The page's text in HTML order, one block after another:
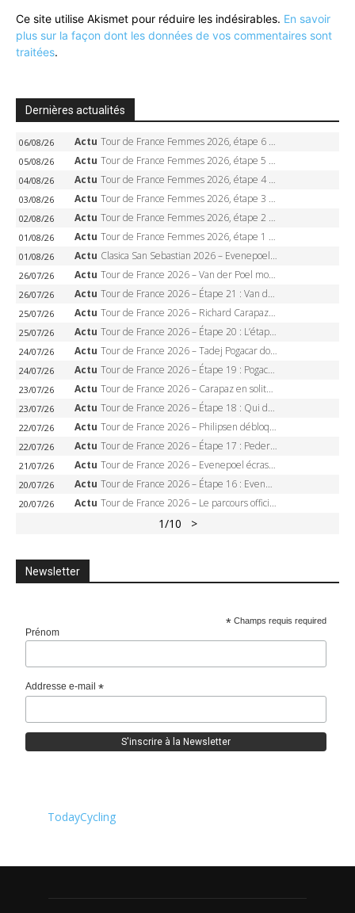
Ce site utilise Akismet pour réduire les indésirables. En savoir
plus sur la façon dont les données de vos commentaires sont
traitées.
Dernières actualités
06/08/26 Actu Tour de France Femmes 2026, étape 6 – Kim Le Court-Pienaar gagne à Tournon, Reusser en jaune
05/08/26 Actu Tour de France Femmes 2026, étape 5 – Demi Vollering gagne à Belleville, Reusser en jaune, Ferrand-Prévot coule
04/08/26 Actu Tour de France Femmes 2026, étape 4 – Marlen Reusser écrase le chrono, Ferrand-Prévot en crise
03/08/26 Actu Tour de France Femmes 2026, étape 3 – Sigrid Haugset en solitaire, 88 km d’échappée, maillot jaune
02/08/26 Actu Tour de France Femmes 2026, étape 2 – Lorena Wiebes doublé à Genève, Markus héroïque, 7e record
01/08/26 Actu Tour de France Femmes 2026, étape 1 – Lorena Wiebes intouchable à Lausanne, premier maillot jaune
01/08/26 Actu Clasica San Sebastian 2026 – Evenepoel recordman, 4e victoire, Carapaz battu au sprint
26/07/26 Actu Tour de France 2026 – Van der Poel monumental à Paris, Pogacar égale le record des cinq sacres
26/07/26 Actu Tour de France 2026 – Étape 21 : Van der Poel, Pogacar, qui succédera à Wout van Aert sur les Champs-Elysées ?
25/07/26 Actu Tour de France 2026 – Richard Carapaz roi des Alpes, doublé et maillot à pois, Seixas perd le podium
25/07/26 Actu Tour de France 2026 – Étape 20 : L’étape reine, Galibier, Sarenne, Alpe d’Huez, qui succédera à Pogacar ?
24/07/26 Actu Tour de France 2026 – Tadej Pogacar dompte l’Alpe d’Huez, 5e victoire, record de Pantani pulvérisé
24/07/26 Actu Tour de France 2026 – Étape 19 : Pogacar peut-il enfin dompter l’Alpe d’Huez ?
23/07/26 Actu Tour de France 2026 – Carapaz en solitaire à Orcières-Merlette, Paret-Peintre à un point du maillot à pois
23/07/26 Actu Tour de France 2026 – Étape 18 : Qui domptera Orcières-Merlette, première marche vers l’Alpe d’Huez ?
22/07/26 Actu Tour de France 2026 – Philipsen débloque son compteur à Voiron, Pedersen en danger pour le maillot vert
22/07/26 Actu Tour de France 2026 – Étape 17 : Pedersen peut-il verrouiller le maillot vert à Voiron ?
21/07/26 Actu Tour de France 2026 – Evenepoel écrase le chrono d’Évian, Seixas 4e, Lipowitz abandonne
20/07/26 Actu Tour de France 2026 – Étape 16 : Evenepoel, Pogacar, Ganna… qui domptera le chrono d’Évian pour redessiner le podium ?
20/07/26 Actu Tour de France 2026 – Le parcours officiel complet : 21 étapes, profils, carte et dates
1/10 >
Newsletter
* Champs requis required
Prénom
Addresse e-mail*
TodayCycling